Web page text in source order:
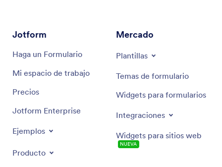
Jotform
Haga un Formulario
Mi espacio de trabajo
Precios
Jotform Enterprise
Ejemplos
Producto
Mercado
Plantillas
Temas de formulario
Widgets para formularios
Integraciones
Widgets para sitios web
NUEVA